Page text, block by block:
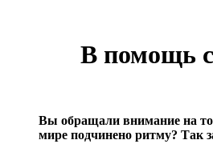
В помощь
Вы обращали внимание на
мире подчинено ритму? Так